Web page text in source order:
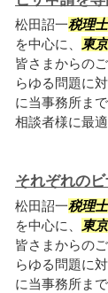
松田詔一税理士
を中心に、
東
皆さまからの
らゆる問題に
に当事務所ま
相談者様に最
それぞれの
松田詔一税理士
を中心に、
東
皆さまからの
らゆる問題に
に当事務所ま